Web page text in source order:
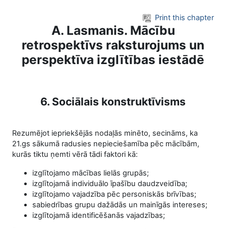
Print this chapter
A. Lasmanis. Mācību
retrospektīvs raksturojums un
perspektīva izglītības iestādē
6. Sociālais konstruktīvisms
Rezumējot iepriekšējās nodaļās minēto, secināms, ka
21.gs sākumā radusies nepieciešamība pēc mācībām,
kurās tiktu ņemti vērā tādi faktori kā:
izglītojamo mācības lielās grupās;
izglītojamā individuālo īpašību daudzveidība;
izglītojamo vajadzība pēc personiskās brīvības;
sabiedrības grupu dažādās un mainīgās intereses;
izglītojamā identificēšanās vajadzības;